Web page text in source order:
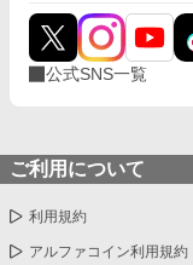
公式SNS一覧
ご利用について
利用規約
アルファコイン利用規約